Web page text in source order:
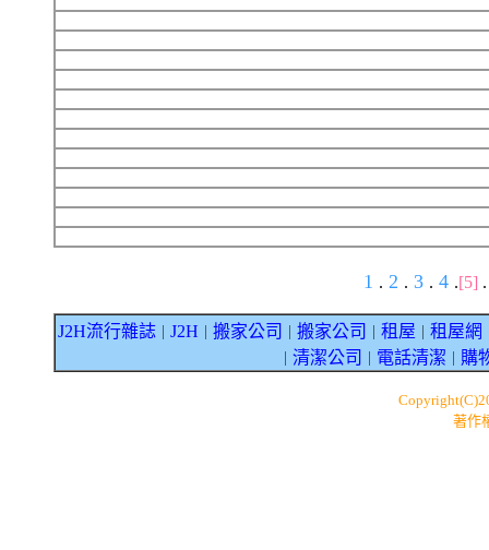
1 . 2 . 3 . 4 .[5]
J2H流行雜誌 J2H 搬家公司 搬家公司 租屋 租屋網
清潔公司 電話清潔 購
著作